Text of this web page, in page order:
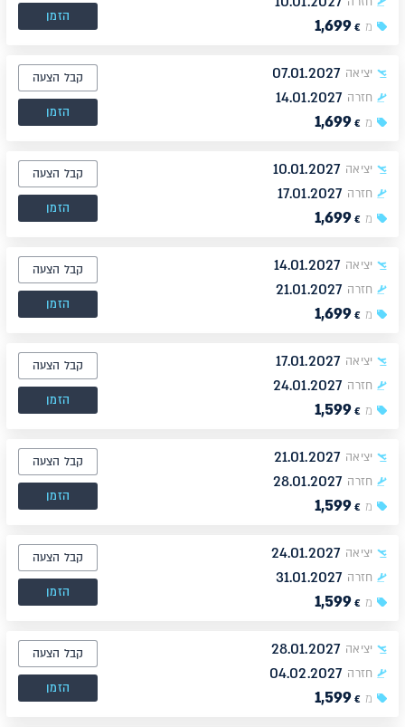
מ 1,699 €
הזמן
יציאה 07.01.2027
חזרה 14.01.2027
מ 1,699 €
קבל הצעה
הזמן
יציאה 10.01.2027
חזרה 17.01.2027
מ 1,699 €
קבל הצעה
הזמן
יציאה 14.01.2027
חזרה 21.01.2027
מ 1,699 €
קבל הצעה
הזמן
יציאה 17.01.2027
חזרה 24.01.2027
מ 1,599 €
קבל הצעה
הזמן
יציאה 21.01.2027
חזרה 28.01.2027
מ 1,599 €
קבל הצעה
הזמן
יציאה 24.01.2027
חזרה 31.01.2027
מ 1,599 €
קבל הצעה
הזמן
יציאה 28.01.2027
חזרה 04.02.2027
מ 1,599 €
קבל הצעה
הזמן